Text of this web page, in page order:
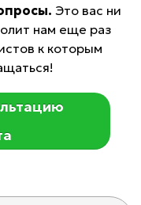
Это вас ни
нам еще раз
к которым